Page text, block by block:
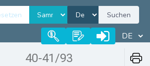
Suchen
40-41/93